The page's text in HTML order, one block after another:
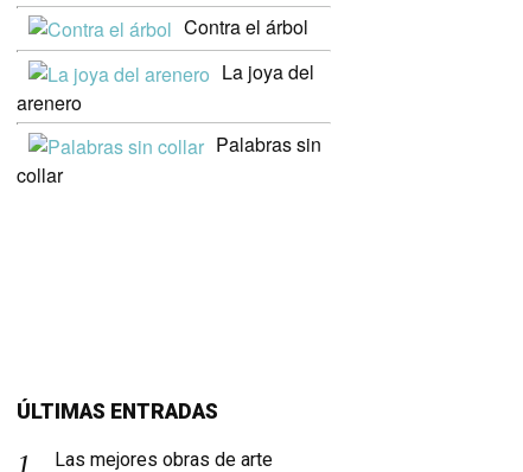
Contra el árbol
La joya del
arenero
Palabras sin
collar
ÚLTIMAS ENTRADAS
Las mejores obras de arte